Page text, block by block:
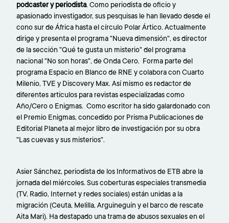
podcaster y periodista. Como periodista de oficio y
apasionado investigador, sus pesquisas le han llevado desde el
cono sur de África hasta el círculo Polar Ártico. Actualmente
dirige y presenta el programa "Nueva dimensión", es director
de la sección "Qué te gusta un misterio" del programa
nacional "No son horas", de Onda Cero. Forma parte del
programa Espacio en Blanco de RNE y colabora con Cuarto
Milenio, TVE y Discovery Max. Así mismo es redactor de
diferentes artículos para revistas especializadas como
Año/Cero o Enigmas. Como escritor ha sido galardonado con
el Premio Enigmas, concedido por Prisma Publicaciones de
Editorial Planeta al mejor libro de investigación por su obra
"Las cuevas y sus misterios".
Asier Sánchez, periodista de los Informativos de ETB abre la
jornada del miércoles. Sus coberturas especiales transmedia
(TV, Radio, Internet y redes sociales) están unidas a la
migración (Ceuta, Melilla, Arguineguín y el barco de rescate
Aita Mari). Ha destapado una trama de abusos sexuales en el